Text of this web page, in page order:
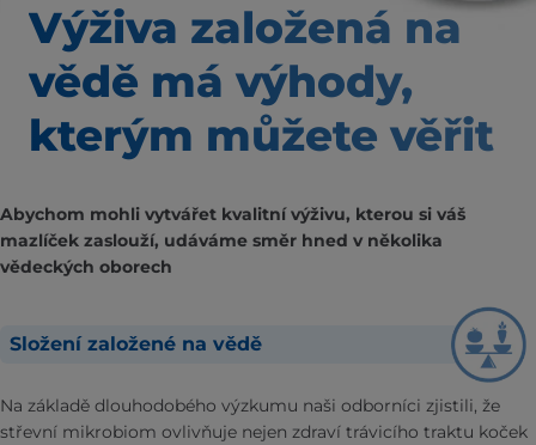
Výživa založená na
vědě má výhody,
kterým můžete věřit
Abychom mohli vytvářet kvalitní výživu, kterou si váš
mazlíček zaslouží, udáváme směr hned v několika
vědeckých oborech
Složení založené na vědě
Na základě dlouhodobého výzkumu naši odborníci zjistili, že
střevní mikrobiom ovlivňuje nejen zdraví trávicího traktu koček